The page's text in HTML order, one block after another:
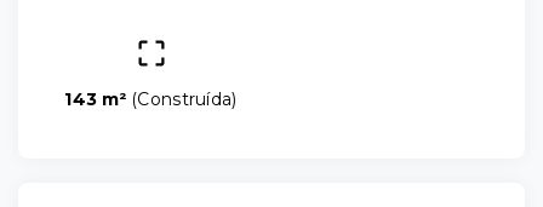
143 m² (Construída)